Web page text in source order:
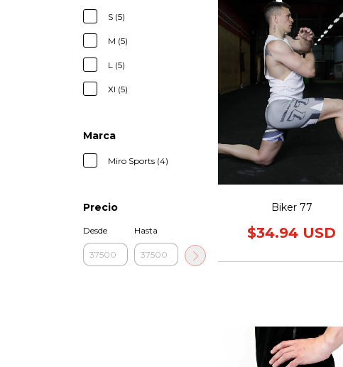
S (5)
M (5)
L (5)
Xl (5)
Marca
Miro Sports (4)
Precio
Desde Hasta
Biker 77
$34.94 USD